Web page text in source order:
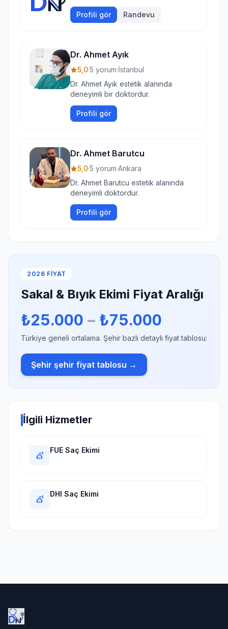
Profili gör Randevu
Dr. Ahmet Ayık
5,0·5 yorum·İstanbul
Dr. Ahmet Ayık estetik alanında
deneyimli bir doktordur.
Profili gör
Dr. Ahmet Barutcu
5,0·5 yorum·Ankara
Dr. Ahmet Barutcu estetik alanında
deneyimli doktordur.
Profili gör
2026 FIYAT
Sakal & Bıyık Ekimi Fiyat Aralığı
₺25.000 – ₺75.000
Türkiye geneli ortalama. Şehir bazlı detaylı fiyat tablosu:
Şehir şehir fiyat tablosu →
İlgili Hizmetler
💇
FUE Saç Ekimi
💇
DHI Saç Ekimi